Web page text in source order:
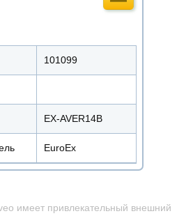
101099
EX-AVER14B
EuroEx
имеет привлекательный внешний